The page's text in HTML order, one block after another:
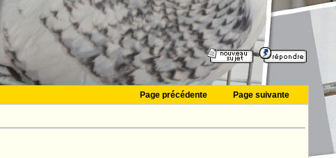
Page précédente
Page suivante